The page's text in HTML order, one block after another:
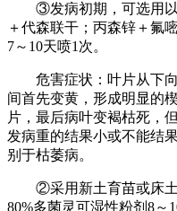
③发病初期，可选用以
＋代森联干；丙森锌＋氟
7～10天喷1次。
危害症状：叶片从下向
间首先变黄，形成明显的
片，最后病叶变褐枯死，
发病重的结果小或不能结
别于枯萎病。
②采用新土育苗或床土
80%多菌灵可湿性粉剂8～